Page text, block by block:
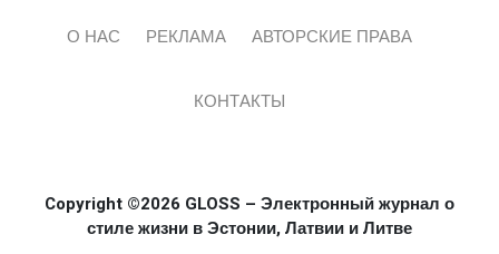
О НАС РЕКЛАМА АВТОРСКИЕ ПРАВА
КОНТАКТЫ
Copyright ©2026 GLOSS – Электронный журнал о
стиле жизни в Эстонии, Латвии и Литве